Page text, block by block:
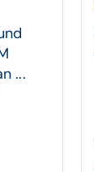
...